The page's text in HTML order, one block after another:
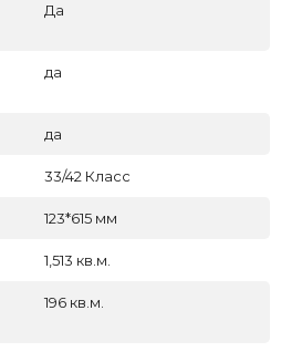
Да
да
да
33/42 Класс
123*615 мм
1,513 кв.м.
196 кв.м.